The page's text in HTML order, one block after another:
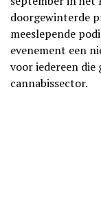
doorgewinterde
meeslepende
evenement een
voor iedereen die
cannabissector.